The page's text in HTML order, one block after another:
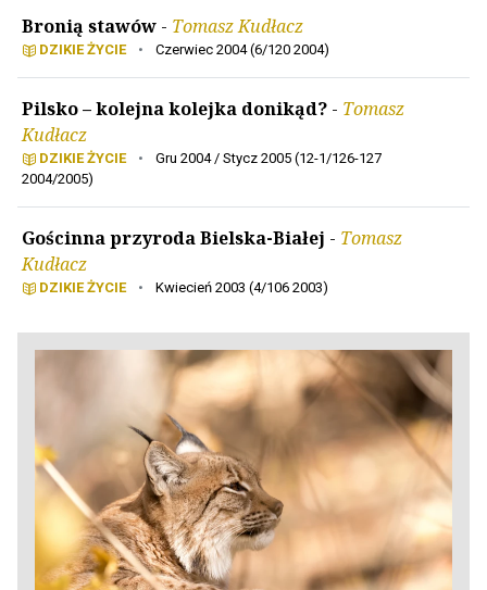
Bronią stawów - Tomasz Kudłacz
DZIKIE ŻYCIE • Czerwiec 2004 (6/120 2004)
Pilsko – kolejna kolejka donikąd? - Tomasz
Kudłacz
DZIKIE ŻYCIE •
Gru 2004 / Stycz 2005 (12-1/126-127
2004/2005)
Gościnna przyroda Bielska-Białej - Tomasz
Kudłacz
DZIKIE ŻYCIE • Kwiecień 2003 (4/106 2003)